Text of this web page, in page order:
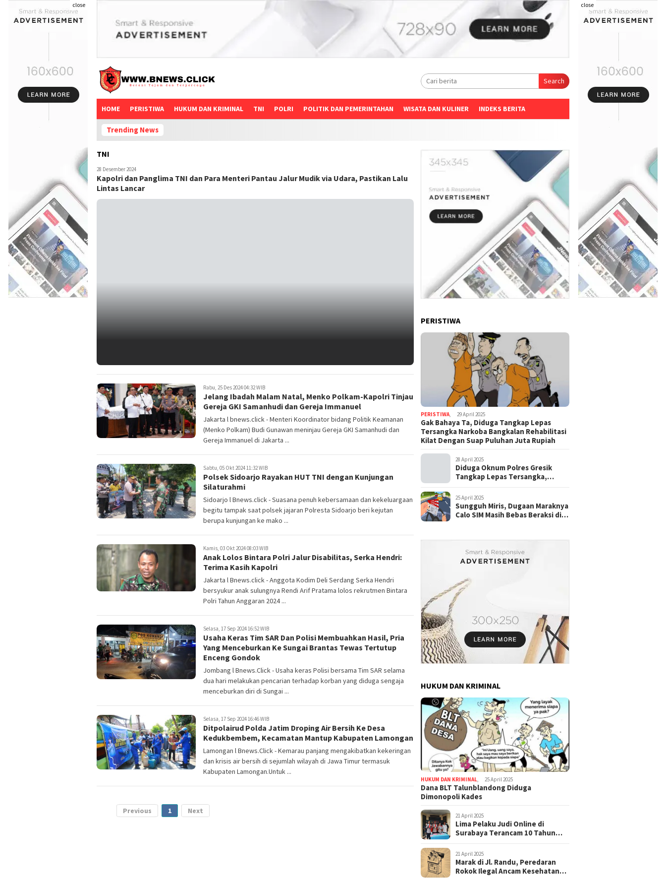
close close
Search
HOME PERISTIWA HUKUM DAN KRIMINAL TNI POLRI POLITIK DAN PEMERINTAHAN WISATA DAN KULINER INDEKS BERITA
Trending News
TNI
28 Desember 2024
Kapolri dan Panglima TNI dan Para Menteri Pantau Jalur Mudik via Udara, Pastikan Lalu
Lintas Lancar
Rabu, 25 Des 2024 04:32 WIB
Jelang Ibadah Malam Natal, Menko Polkam-Kapolri Tinjau
Gereja GKI Samanhudi dan Gereja Immanuel
Jakarta l bnews.click - Menteri Koordinator bidang Politik Keamanan
(Menko Polkam) Budi Gunawan meninjau Gereja GKI Samanhudi dan
Gereja Immanuel di Jakarta ...
Sabtu, 05 Okt 2024 11:32 WIB
Polsek Sidoarjo Rayakan HUT TNI dengan Kunjungan
Silaturahmi
Sidoarjo l Bnews.click - Suasana penuh kebersamaan dan kekeluargaan
begitu tampak saat polsek jajaran Polresta Sidoarjo beri kejutan
berupa kunjungan ke mako ...
Kamis, 03 Okt 2024 08:03 WIB
Anak Lolos Bintara Polri Jalur Disabilitas, Serka Hendri:
Terima Kasih Kapolri
Jakarta l Bnews.click - Anggota Kodim Deli Serdang Serka Hendri
bersyukur anak sulungnya Rendi Arif Pratama lolos rekrutmen Bintara
Polri Tahun Anggaran 2024 ...
Selasa, 17 Sep 2024 16:52 WIB
Usaha Keras Tim SAR Dan Polisi Membuahkan Hasil, Pria
Yang Menceburkan Ke Sungai Brantas Tewas Tertutup
Enceng Gondok
Jombang l Bnews.Click - Usaha keras Polisi bersama Tim SAR selama
dua hari melakukan pencarian terhadap korban yang diduga sengaja
menceburkan diri di Sungai ...
Selasa, 17 Sep 2024 16:46 WIB
Ditpolairud Polda Jatim Droping Air Bersih Ke Desa
Kedukbembem, Kecamatan Mantup Kabupaten Lamongan
Lamongan l Bnews.Click - Kemarau panjang mengakibatkan kekeringan
dan krisis air bersih di sejumlah wilayah di Jawa Timur termasuk
Kabupaten Lamongan.Untuk ...
Previous 1 Next
PERISTIWA
PERISTIWA, 29 April 2025
Gak Bahaya Ta, Diduga Tangkap Lepas
Tersangka Narkoba Bangkalan Rehabilitasi
Kilat Dengan Suap Puluhan Juta Rupiah
28 April 2025
Diduga Oknum Polres Gresik
Tangkap Lepas Tersangka,
25 April 2025
Sungguh Miris, Dugaan Maraknya
Calo SIM Masih Bebas Beraksi di
HUKUM DAN KRIMINAL
HUKUM DAN KRIMINAL 25 April 2025
Dana BLT Talunblandong Diduga
Dimonopoli Kades
21 April 2025
Lima Pelaku Judi Online di
Surabaya Terancam 10 Tahun
21 April 2025
Marak di Jl. Randu, Peredaran
Rokok Ilegal Ancam Kesehatan